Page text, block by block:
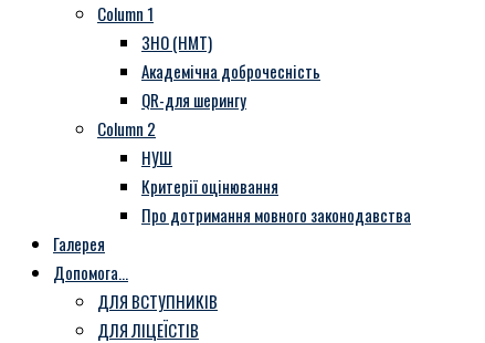
Column 1
ЗНО (НМТ)
Академічна доброчесність
QR-для шерингу
Column 2
НУШ
Критерії оцінювання
Про дотримання мовного законодавства
Галерея
Допомога…
ДЛЯ ВСТУПНИКІВ
ДЛЯ ЛІЦЕЇСТІВ